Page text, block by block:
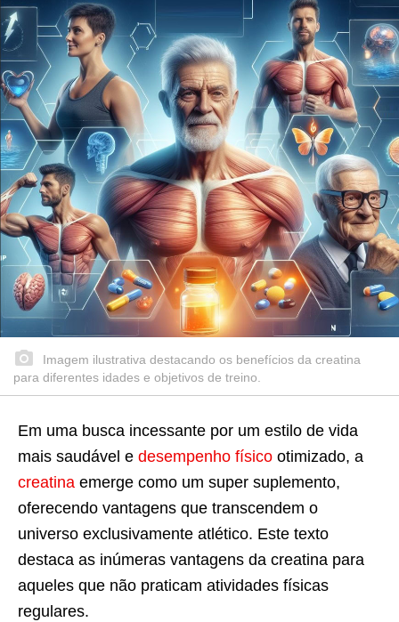
Imagem ilustrativa destacando os benefícios da creatina
para diferentes idades e objetivos de treino.
Em uma busca incessante por um estilo de vida
mais saudável e desempenho físico otimizado, a
creatina emerge como um super suplemento,
oferecendo vantagens que transcendem o
universo exclusivamente atlético. Este texto
destaca as inúmeras vantagens da creatina para
aqueles que não praticam atividades físicas
regulares.